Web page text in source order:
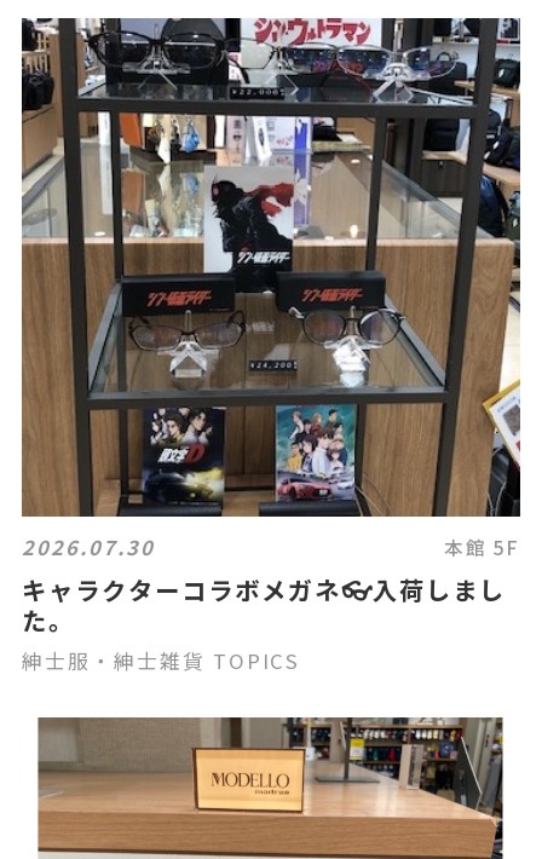
2026.07.30 本館 5F
キャラクターコラボメガネ👓入荷しまし
た。
紳士服・紳士雑貨 TOPICS